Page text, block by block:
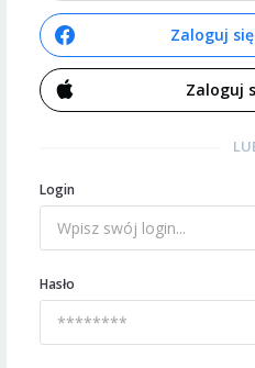
Zaloguj
Zaloguj
Login
Hasło